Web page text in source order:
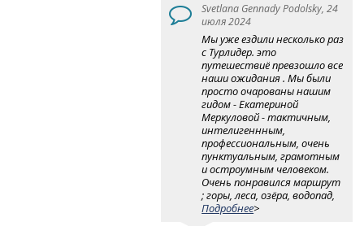
Svetlana Gennady Podolsky, 24
июля 2024
Мы уже ездили несколько раз
с Турлидер. это
путешествиё превзошло все
наши ожидания . Мы были
просто очарованы нашим
гидом - Екатериной
Меркуловой - тактичным,
интелигеннным,
профессиональным, очень
пунктуальным, грамотным
и остроумным человеком.
Очень понравился маршрут
; горы, леса, озёра, водопад,
Подробнее>